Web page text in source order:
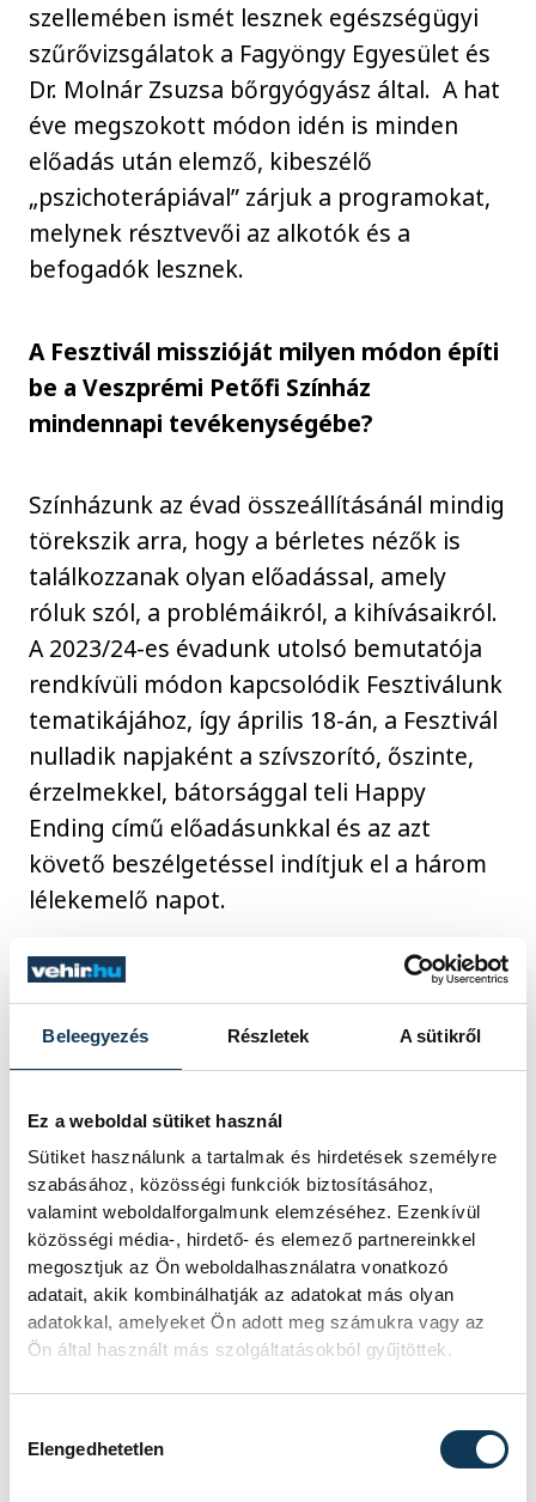
Beleegyezés Részletek A sütikről
Ez a weboldal sütiket használ
Sütiket használunk a tartalmak és hirdetések személyre
szabásához, közösségi funkciók biztosításához,
valamint weboldalforgalmunk elemzéséhez. Ezenkívül
közösségi média-, hirdető- és elemező partnereinkkel
megosztjuk az Ön weboldalhasználatra vonatkozó
adatait, akik kombinálhatják az adatokat más olyan
adatokkal, amelyeket Ön adott meg számukra vagy az
Ön által használt más szolgáltatásokból gyűjtöttek.
Elengedhetetlen
szellemében ismét lesznek egészségügyi
szűrővizsgálatok a Fagyöngy Egyesület és
Dr. Molnár Zsuzsa bőrgyógyász által. A hat
éve megszokott módon idén is minden
előadás után elemző, kibeszélő
„pszichoterápiával” zárjuk a programokat,
melynek résztvevői az alkotók és a
befogadók lesznek.
A Fesztivál misszióját milyen módon építi
be a Veszprémi Petőfi Színház
mindennapi tevékenységébe?
Színházunk az évad összeállításánál mindig
törekszik arra, hogy a bérletes nézők is
találkozzanak olyan előadással, amely
róluk szól, a problémáikról, a kihívásaikról.
A 2023/24-es évadunk utolsó bemutatója
rendkívüli módon kapcsolódik Fesztiválunk
tematikájához, így április 18-án, a Fesztivál
nulladik napjaként a szívszorító, őszinte,
érzelmekkel, bátorsággal teli Happy
Ending című előadásunkkal és az azt
követő beszélgetéssel indítjuk el a három
lélekemelő napot.
A három nap programja részletesen az
Április 20. - II. nap programjai
Április 21. - III. nap programjai